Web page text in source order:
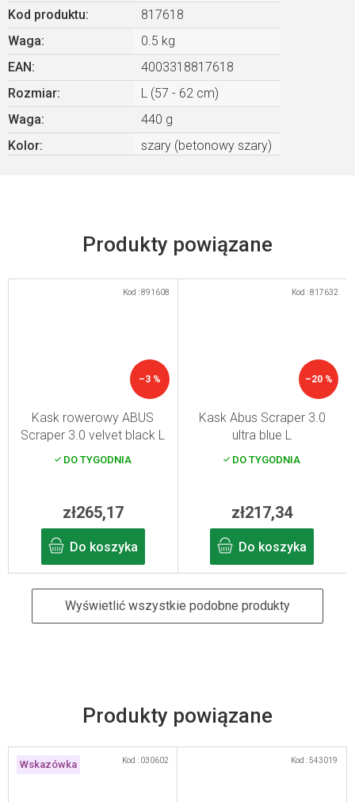
Produkty powiązane
Wskazówka Kod : 030602 Kod :543019
Kod produktu:
817618
Waga:
0.5 kg
EAN:
4003318817618
Rozmiar:
L (57 - 62 cm)
Waga:
440 g
Kolor: szary (betonowy szary)
–3 %
Kask rowerowy ABUS
Scraper 3.0 velvet black L
DO TYGODNIA
zł265,17
Do koszyka
Kod :891608
–20 %
Kask Abus Scraper 3.0
ultra blue L
DO TYGODNIA
zł217,34
Do koszyka
Kod :817632
Wyświetlić wszystkie podobne produkty